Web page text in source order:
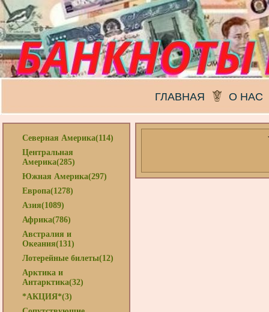
ГЛАВНАЯ О НАС
Северная Америка(114)
Центральная
Америка(285)
Южная Америка(297)
Европа(1278)
Азия(1089)
Африка(786)
Австралия и
Океания(131)
Лотерейные билеты(12)
Арктика и
Антарктика(32)
*АКЦИЯ*(3)